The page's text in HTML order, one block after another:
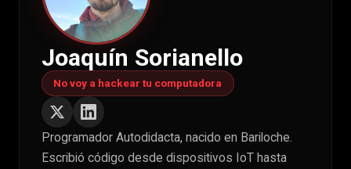
Joaquín Sorianello
No voy a hackear tu computadora
Programador Autodidacta, nacido en Bariloche.
Escribió código desde dispositivos IoT hasta